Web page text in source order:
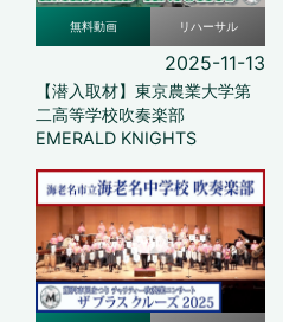
無料動画 リハーサル
2025-11-13
【潜入取材】東京農業大学第
二高等学校吹奏楽部
EMERALD KNIGHTS